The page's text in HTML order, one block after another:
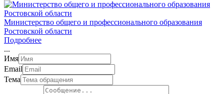
Министерство общего и профессионального образования
Ростовской области
Подробнее
...
Имя
Email
Тема